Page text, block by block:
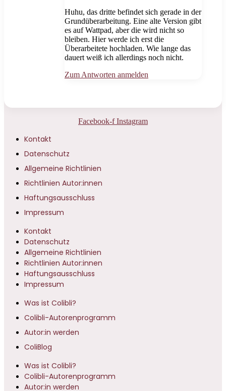
Huhu, das dritte befindet sich gerade in der
Grundüberarbeitung. Eine alte Version gibt
es auf Wattpad, aber die wird nicht so
bleiben. Hier werde ich erst die
Überarbeitete hochladen. Wie lange das
dauert weiß ich allerdings noch nicht.
Zum Antworten anmelden
Facebook-f Instagram
Kontakt
Datenschutz
Allgemeine Richtlinien
Richtlinien Autor:innen
Haftungsausschluss
Impressum
Kontakt
Datenschutz
Allgemeine Richtlinien
Richtlinien Autor:innen
Haftungsausschluss
Impressum
Was ist Colibli?
Colibli-Autorenprogramm
Autor:in werden
ColiBlog
Was ist Colibli?
Colibli-Autorenprogramm
Autor:in werden